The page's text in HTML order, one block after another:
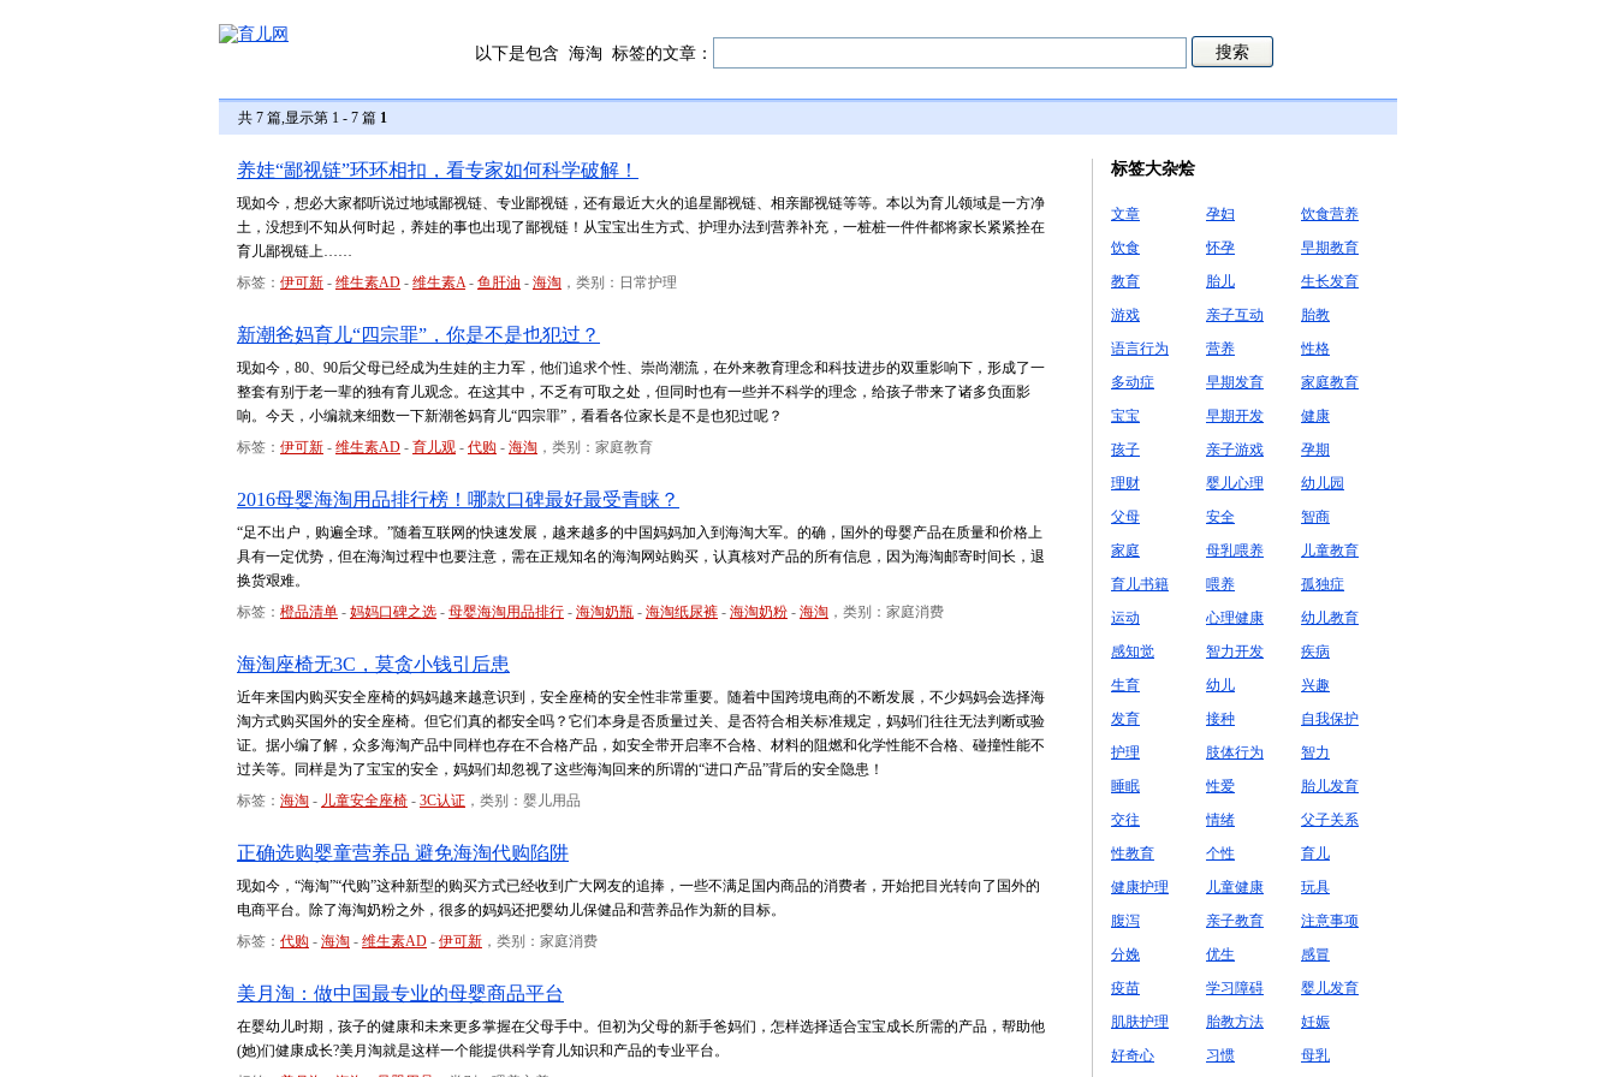
以下是包含 海淘 标签的文章：
共 7 篇,显示第 1 - 7 篇 1
养娃“鄙视链”环环相扣，看专家如何科学破解！
现如今，想必大家都听说过地域鄙视链、专业鄙视链，还有最近大火的追星鄙视链、相亲鄙视链等等。本以为育儿领域是一方净
土，没想到不知从何时起，养娃的事也出现了鄙视链！从宝宝出生方式、护理办法到营养补充，一桩桩一件件都将家长紧紧拴在
育儿鄙视链上……
标签： 伊可新 - 维生素AD - 维生素A- 鱼肝油 - 海淘 ，类别：日常护理
新潮爸妈育儿“四宗罪”，你是不是也犯过？
现如今，80、90后父母已经成为生娃的主力军，他们追求个性、崇尚潮流，在外来教育理念和科技进步的双重影响下，形成了一
整套有别于老一辈的独有育儿观念。在这其中，不乏有可取之处，但同时也有一些并不科学的理念，给孩子带来了诸多负面影
响。今天，小编就来细数一下新潮爸妈育儿“四宗罪”，看看各位家长是不是也犯过呢？
标签： 伊可新 - 维生素AD - 育儿观 - 代购 - 海淘 ，类别：家庭教育
2016母婴海淘用品排行榜！哪款口碑最好最受青睐？
“足不出户，购遍全球。”随着互联网的快速发展，越来越多的中国妈妈加入到海淘大军。的确，国外的母婴产品在质量和价格上
具有一定优势，但在海淘过程中也要注意，需在正规知名的海淘网站购买，认真核对产品的所有信息，因为海淘邮寄时间长，退
换货艰难。
标签： 橙品清单 - 妈妈口碑之选 - 母婴海淘用品排行 - 海淘奶瓶 - 海淘纸尿裤 - 海淘奶粉 - 海淘 ，类别：家庭消费
海淘座椅无3C，莫贪小钱引后患
近年来国内购买安全座椅的妈妈越来越意识到，安全座椅的安全性非常重要。随着中国跨境电商的不断发展，不少妈妈会选择海
淘方式购买国外的安全座椅。但它们真的都安全吗？它们本身是否质量过关、是否符合相关标准规定，妈妈们往往无法判断或验
证。据小编了解，众多海淘产品中同样也存在不合格产品，如安全带开启率不合格、材料的阻燃和化学性能不合格、碰撞性能不
过关等。同样是为了宝宝的安全，妈妈们却忽视了这些海淘回来的所谓的“进口产品”背后的安全隐患！
标签： 海淘 - 儿童安全座椅 - 3C认证 ，类别：婴儿用品
正确选购婴童营养品 避免海淘代购陷阱
现如今，“海淘”“代购”这种新型的购买方式已经收到广大网友的追捧，一些不满足国内商品的消费者，开始把目光转向了国外的
电商平台。除了海淘奶粉之外，很多的妈妈还把婴幼儿保健品和营养品作为新的目标。
标签： 代购 - 海淘 - 维生素AD - 伊可新 ，类别：家庭消费
美月淘：做中国最专业的母婴商品平台
在婴幼儿时期，孩子的健康和未来更多掌握在父母手中。但初为父母的新手爸妈们，怎样选择适合宝宝成长所需的产品，帮助他
(她)们健康成长?美月淘就是这样一个能提供科学育儿知识和产品的专业平台。
标签大杂烩
文章 孕妇
饮食营养
饮食
怀孕
早期教育
教育
胎儿
生长发育
游戏
亲子互动
胎教
语言行为
营养
性格
多动症
早期发育
家庭教育
宝宝
早期开发
健康
孩子
亲子游戏
孕期
理财
婴儿心理
幼儿园
父母
安全
智商
家庭
母乳喂养
儿童教育
育儿书籍
喂养
孤独症
运动
心理健康
幼儿教育
感知觉
智力开发
疾病
生育
幼儿
兴趣
发育
接种
自我保护
护理
肢体行为
智力
睡眠
性爱
胎儿发育
交往
情绪
父子关系
性教育
个性
育儿
健康护理
儿童健康
玩具
腹泻
亲子教育
注意事项
分娩
优生
感冒
疫苗
学习障碍
婴儿发育
肌肤护理
胎教方法
妊娠
好奇心
习惯 母乳